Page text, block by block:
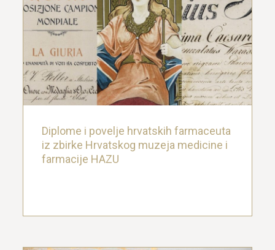
Diplome i povelje hrvatskih farmaceuta
iz zbirke Hrvatskog muzeja medicine i
farmacije HAZU
Diplome i povelje hrvatskih farmaceuta
iz zbirke Hrvatskog muzeja medicine i
farmacije HAZU
18. studenoga 2025.